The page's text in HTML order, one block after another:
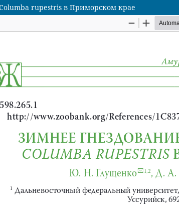
rupestris в Приморском крае